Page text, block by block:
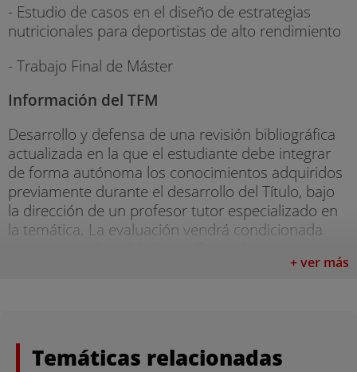
- Estudio de casos en el diseño de estrategias
nutricionales para deportistas de alto rendimiento
- Trabajo Final de Máster
Información del TFM
Desarrollo y defensa de una revisión bibliográfica
actualizada en la que el estudiante debe integrar
de forma autónoma los conocimientos adquiridos
previamente durante el desarrollo del Título, bajo
la dirección de un profesor tutor especializado en
la temática. La evaluación vendrá condicionada
así como por la claridad expositiva durante la
En VIU creemos en tus ganas de crecer, sabemos
+ ver más
Temáticas relacionadas